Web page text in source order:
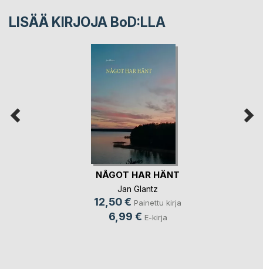
LISÄÄ KIRJOJA BoD:LLA
NÅGOT HAR HÄNT
Jan Glantz
12,50 € Painettu kirja
6,99 € E-kirja